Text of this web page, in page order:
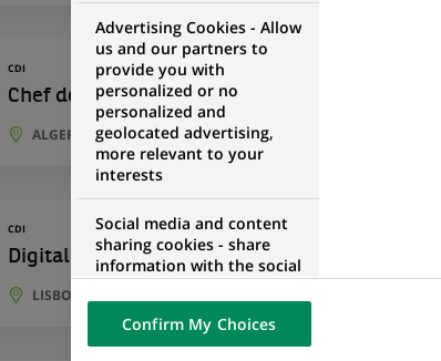
CDI
Chef de produit Marketing
ALGER, WILAYA D'ALGER, ALGERIE
CDI
Digital Data Marketing Analyst
LISBONNE, LISBONNE, PORTUGAL
Advertising Cookies - Allow
us and our partners to
provide you with
personalized or no
personalized and
geolocated advertising,
more relevant to your
interests
Social media and content
sharing cookies - share
information with the social
networks and propose the
visualization on our website
of the content hosted on a
external website.
Confirm My Choices